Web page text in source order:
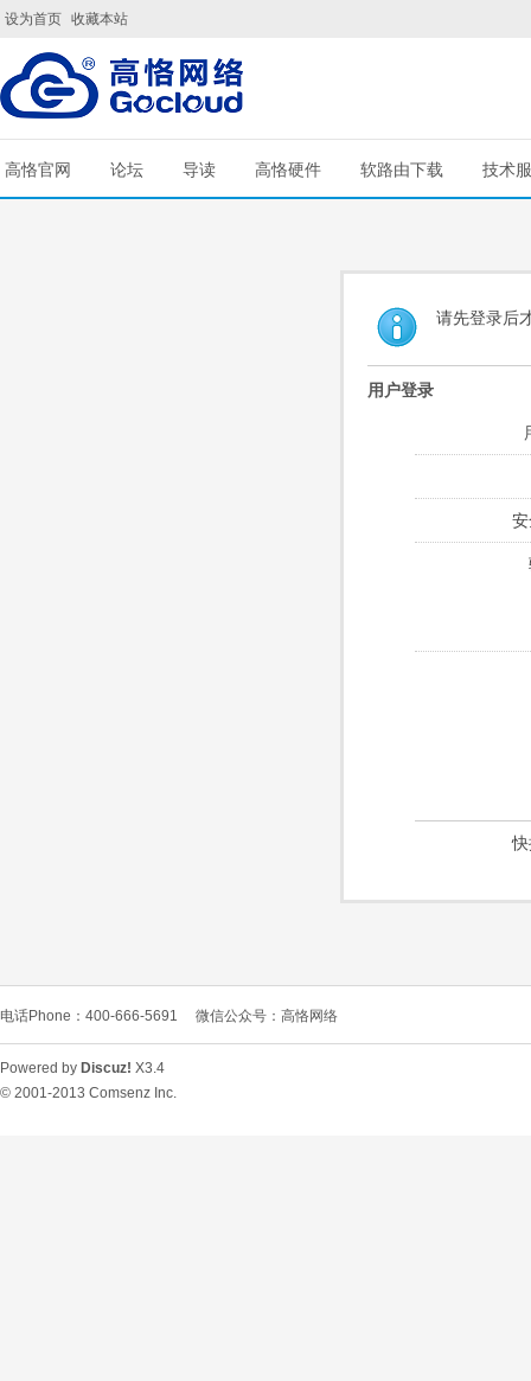
设为首页 收藏本站
高恪官网 论坛 导读 高恪硬件 软路由下载 技术
请先登录后
用户登录
电话Phone：400-666-5691 微信公众号：高恪网络
Powered by Discuz! X3.4
© 2001-2013 Comsenz Inc.